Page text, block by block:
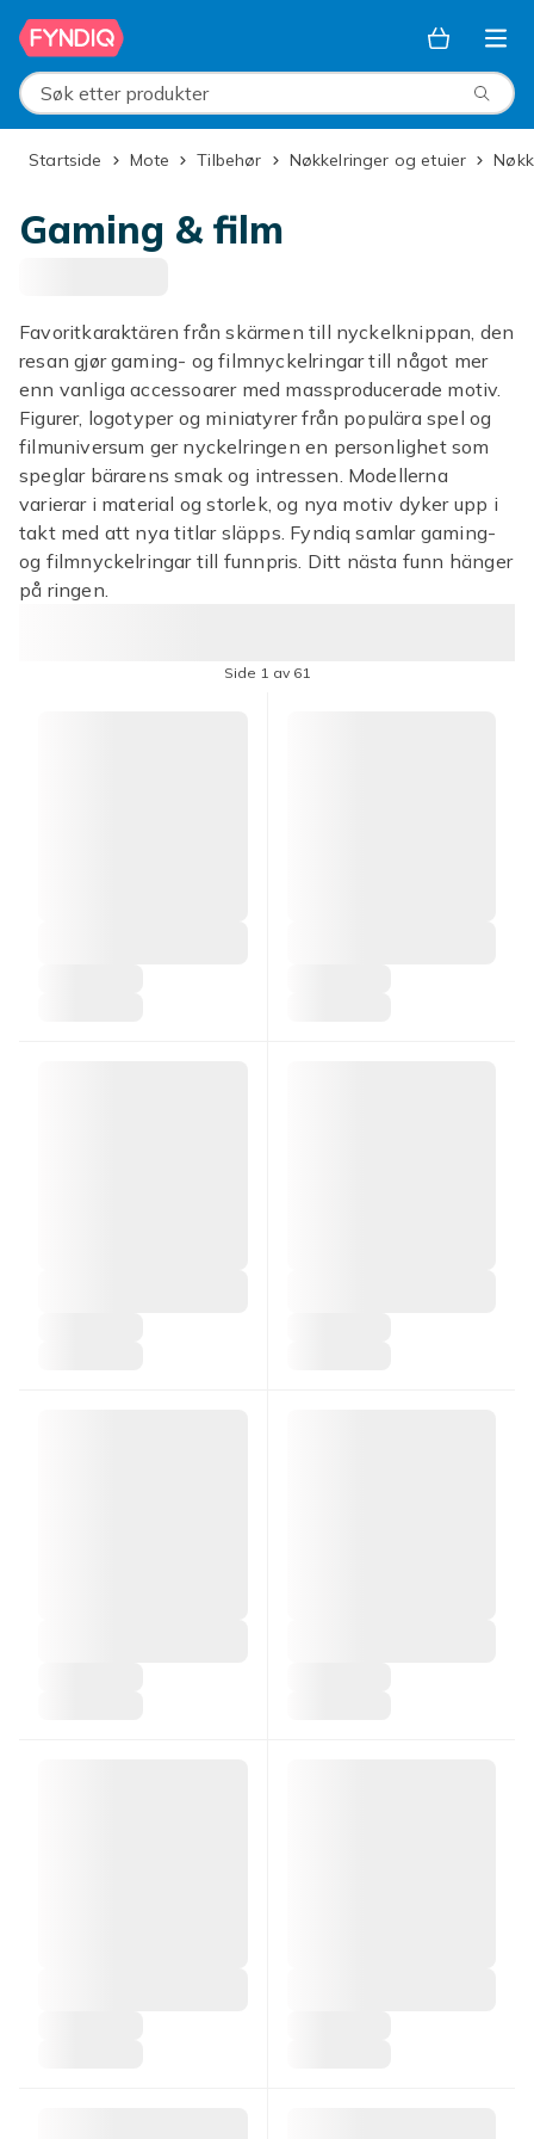
Hopp til hovedinnhold
Søk etter produkter
Startside Mote Tilbehør Nøkkelringer og etuier
Gaming & film
Favoritkaraktären från skärmen till nyckelknippan, den
resan gjør gaming- og filmnyckelringar till något mer
enn vanliga accessoarer med massproducerade motiv.
Figurer, logotyper og miniatyrer från populära spel og
filmuniversum ger nyckelringen en personlighet som
speglar bärarens smak og intressen. Modellerna
varierar i material og storlek, og nya motiv dyker upp i
takt med att nya titlar släpps. Fyndiq samlar gaming-
og filmnyckelringar till funnpris. Ditt nästa funn hänger
på ringen.
Side 1 av 61